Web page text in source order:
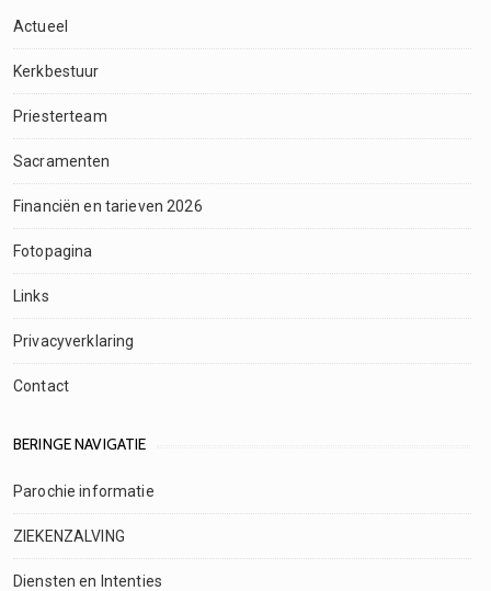
Actueel
Kerkbestuur
Priesterteam
Sacramenten
Financiën en tarieven 2026
Fotopagina
Links
Privacyverklaring
Contact
BERINGE NAVIGATIE
Parochie informatie
ZIEKENZALVING
Diensten en Intenties